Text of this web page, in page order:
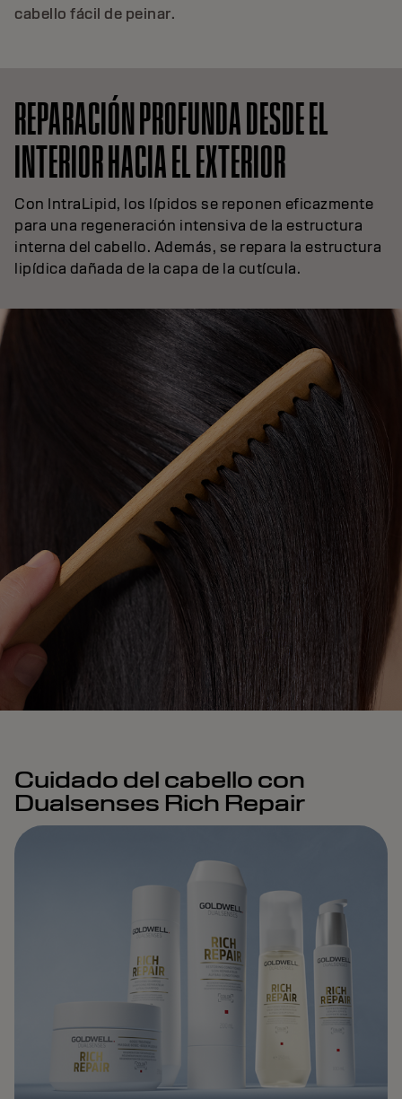
cabello fácil de peinar.
REPARACIÓN PROFUNDA DESDE EL
INTERIOR HACIA EL EXTERIOR
Con IntraLipid, los lípidos se reponen eficazmente
para una regeneración intensiva de la estructura
interna del cabello. Además, se repara la estructura
lipídica dañada de la capa de la cutícula.
Cuidado del cabello con
Dualsenses Rich Repair